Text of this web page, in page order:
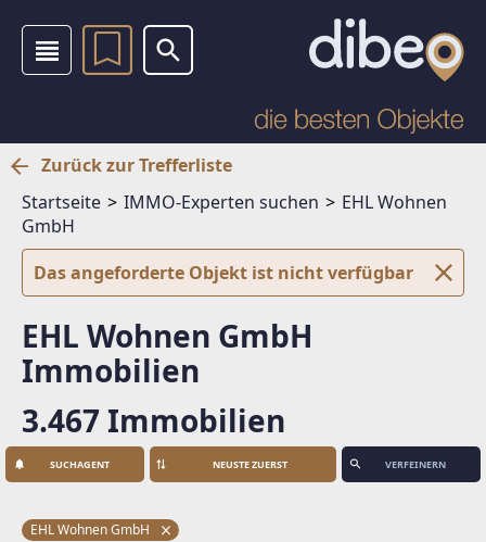
Zurück zur Trefferliste
Startseite
IMMO-Experten suchen
EHL Wohnen
GmbH
Das angeforderte Objekt ist nicht verfügbar
EHL Wohnen GmbH
Immobilien
3.467 Immobilien
SUCHAGENT VERFEINERN
EHL Wohnen GmbH